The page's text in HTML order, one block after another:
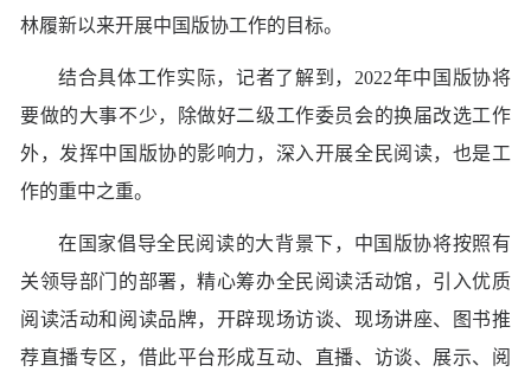
林履新以来开展中国版协工作的目标。
结合具体工作实际，记者了解到，2022年中国版协将
要做的大事不少，除做好二级工作委员会的换届改选工作
外，发挥中国版协的影响力，深入开展全民阅读，也是工
作的重中之重。
在国家倡导全民阅读的大背景下，中国版协将按照有
关领导部门的部署，精心筹办全民阅读活动馆，引入优质
阅读活动和阅读品牌，开辟现场访谈、现场讲座、图书推
荐直播专区，借此平台形成互动、直播、访谈、展示、阅